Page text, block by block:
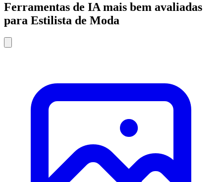
Ferramentas de IA mais bem avaliadas
para Estilista de Moda